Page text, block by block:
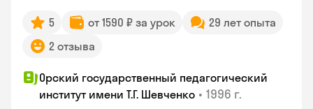
5 от 1590 ₽ за урок
29 лет опыта
2 отзыва
Орский государственный педагогический
институт имени Т.Г. Шевченко • 1996 г.